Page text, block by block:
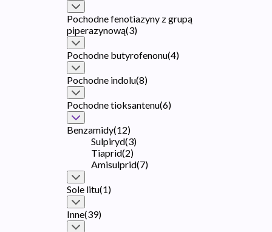
Pochodne fenotiazyny z grupą
piperazynową(3)
Pochodne butyrofenonu(4)
Pochodne indolu(8)
Pochodne tioksantenu(6)
Benzamidy(12)
Sulpiryd(3)
Tiaprid(2)
Amisulprid(7)
Sole litu(1)
Inne(39)